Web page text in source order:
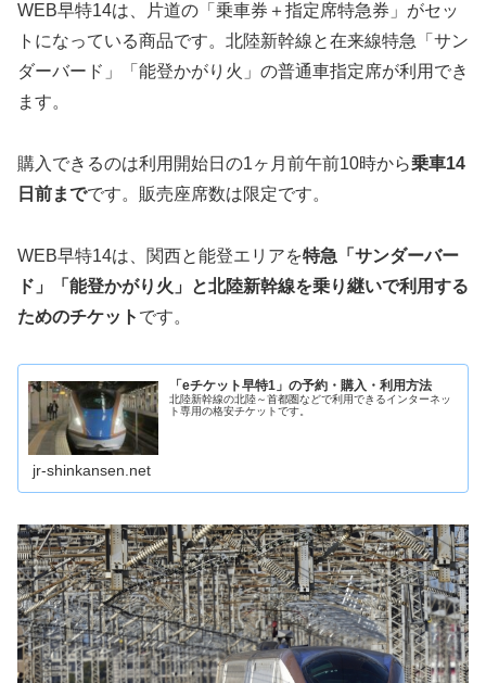
WEB早特14は、片道の「乗車券＋指定席特急券」がセッ
トになっている商品です。北陸新幹線と在来線特急「サン
ダーバード」「能登かがり火」の普通車指定席が利用でき
ます。
購入できるのは利用開始日の1ヶ月前午前10時から乗車14
日前までです。販売座席数は限定です。
WEB早特14は、関西と能登エリアを特急「サンダーバー
ド」「能登かがり火」と北陸新幹線を乗り継いで利用する
ためのチケット です。
「eチケット早特1」の予約・購入・利用方法
北陸新幹線の北陸～首都圏などで利用できるインターネッ
ト専用の格安チケットです。
jr-shinkansen.net